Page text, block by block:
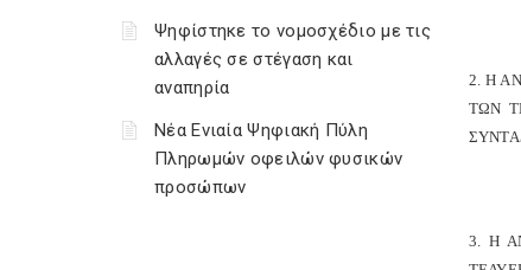
Ψηφίστηκε το νομοσχέδιο με τις
αλλαγές σε στέγαση και
αναπηρία
Νέα Ενιαία Ψηφιακή Πύλη
Πληρωμών οφειλών φυσικών
προσώπων
2. Η
ΤΩΝ
3. Η